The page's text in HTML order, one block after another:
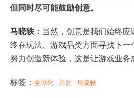
但同时尽可能鼓励创意。
马晓轶： 当然，创意是我们始终
终在玩法、游戏品类方面寻找下一
努力创造新体验，这是让游戏业务
标签： 全球化 并购 马晓轶